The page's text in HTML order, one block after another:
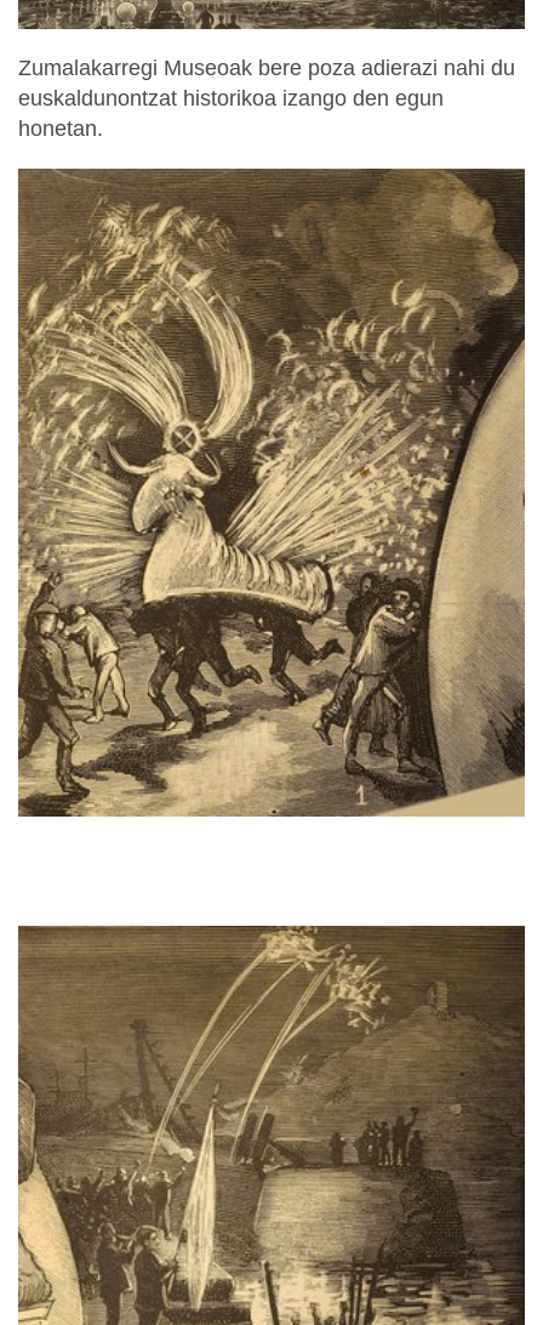
Zumalakarregi Museoak bere poza adierazi nahi du
euskaldunontzat historikoa izango den egun
honetan.